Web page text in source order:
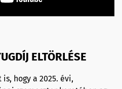
ELTÖRLÉSE
hogy a 2025. évi,